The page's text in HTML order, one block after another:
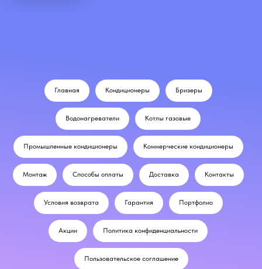
Главная Кондиционеры Бризеры
Водонагреватели Котлы газовые
Промышленные кондиционеры Коммерческие кондиционеры
Монтаж Способы оплаты Доставка Контакты
Условия возврата Гарантия Портфолио
Акции Политика конфиденциальности
Пользовательское соглашение